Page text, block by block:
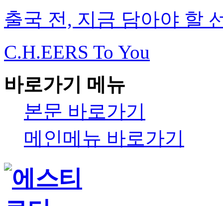
출국 전, 지금 담아야 할
C.H.EERS To You
바로가기 메뉴
본문 바로가기
메인메뉴 바로가기